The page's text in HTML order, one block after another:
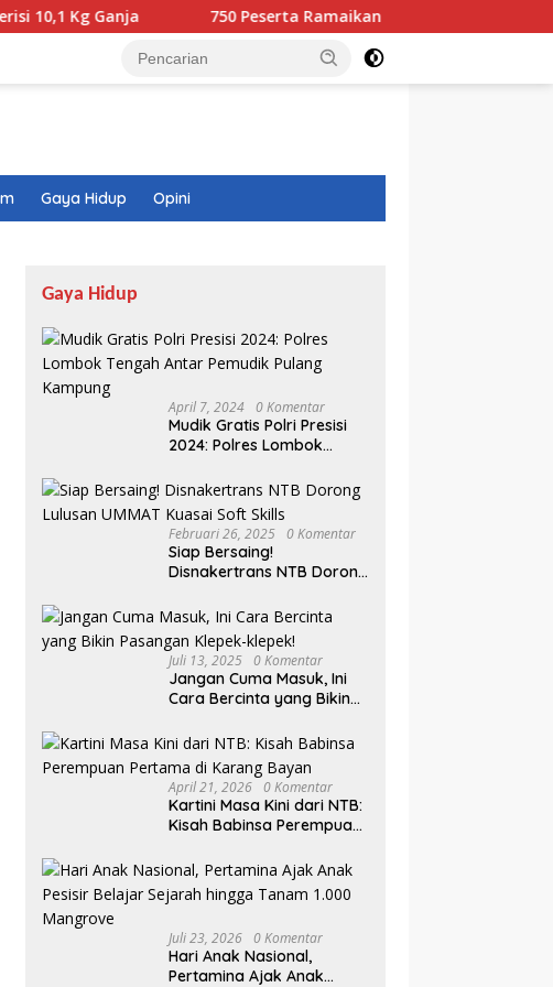
Kg Ganja 750 Peserta Ramaikan Fun Walk RINJANI BI NTB
Gaya Hidup Opini
Pesawat Boeing 737-800
Tergelincir di BIZAM, Begini
Kepala Pasar Gunungsari
Bingung Dimutasi Lagi: “Saya
Gaya Hidup
April 7, 2024 0 Komentar
Mudik Gratis Polri Presisi
2024: Polres Lombok
Pulang Kampung
Februari 26, 2025 0 Komentar
Siap Bersaing!
Disnakertrans NTB Dorong
Soft Skills
Juli 13, 2025 0 Komentar
Jangan Cuma Masuk, Ini
Cara Bercinta yang Bikin
April 21, 2026 0 Komentar
Kartini Masa Kini dari NTB:
Kisah Babinsa Perempuan
Juli 23, 2026 0 Komentar
Hari Anak Nasional,
Pertamina Ajak Anak